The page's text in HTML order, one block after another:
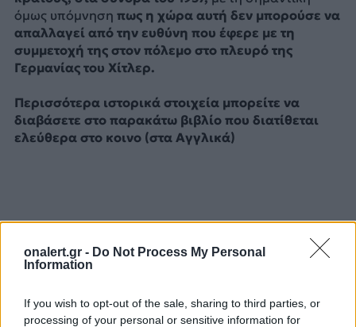
onalert.gr - Do Not Process My Personal
Information
If you wish to opt-out of the sale, sharing to third parties, or
processing of your personal or sensitive information for
όμως υπόμνηση πως η χώρα αυτή δεν μπορούσε να
απαλλαγεί από την ευθύνη που έφερε με τη
συμμετοχή της στον πόλεμο στο πλευρό της
Γερμανίας του Χίτλερ.
Περισσότερα ιστορικά στοιχεία μπορείτε να
διαβάσετε στο παρακάτω βιβλίο που διατίθεται
ελεύθερα στο κοινο (στα Αγγλικά)